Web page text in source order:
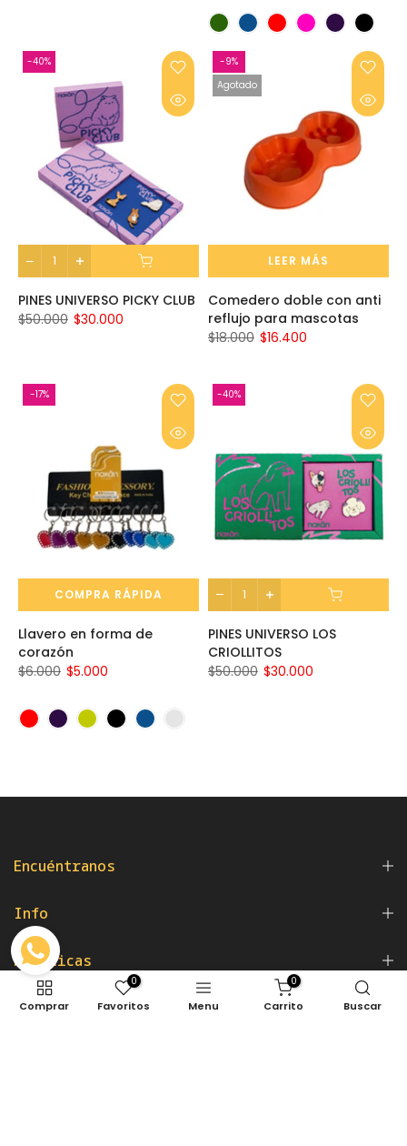
-40%
PINES UNIVERSO PICKY CLUB
$50.000 $30.000
-9%
Agotado
LEER MÁS
Comedero doble con anti
reflujo para mascotas
$18.000 $16.400
-17%
COMPRA RÁPIDA
Llavero en forma de
corazón
$6.000 $5.000
-40%
PINES UNIVERSO LOS
CRIOLLITOS
$50.000 $30.000
Encuéntranos
Info
Políticas
Newsletter
Comprar
0
Favoritos Menu
0
Carrito Buscar